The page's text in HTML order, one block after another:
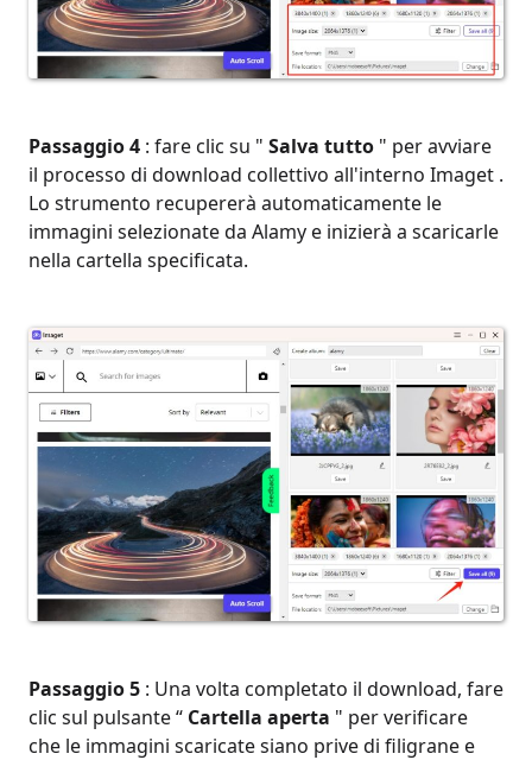
Passaggio 4 : fare clic su " Salva tutto " per avviare
il processo di download collettivo all'interno Imaget .
Lo strumento recupererà automaticamente le
immagini selezionate da Alamy e inizierà a scaricarle
nella cartella specificata.
Passaggio 5 : Una volta completato il download, fare
clic sul pulsante “ Cartella aperta " per verificare
che le immagini scaricate siano prive di filigrane e